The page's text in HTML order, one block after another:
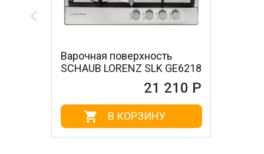
Варочная поверхность
SCHAUB LORENZ SLK GE6218
21 210 Р
В КОРЗИНУ